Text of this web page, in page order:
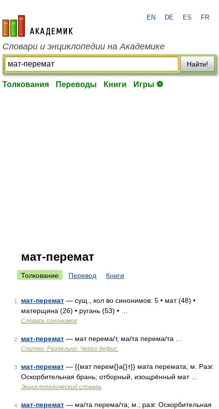
academic.ru
EN DE ES FR
Словари и энциклопедии на Академике
Найти!
Толкования Переводы Книги Игры ⚽
мат-перемат
Толкование Перевод Книги
1 мат-перемат — сущ., кол во синонимов: 5 • мат (48) •
матерщина (26) • ругань (53) • …
Словарь синонимов
2 мат-перемат — мат перема/т, ма/та перема/та …
Слитно. Раздельно. Через дефис.
3 мат-перемат — {{мат перем{}а{}т}} мата перемата; м. Разг.
Оскорбительная брань; отборный, изощрённый мат …
Энциклопедический словарь
4 мат-перемат — ма/та перема/та; м.; разг. Оскорбительная